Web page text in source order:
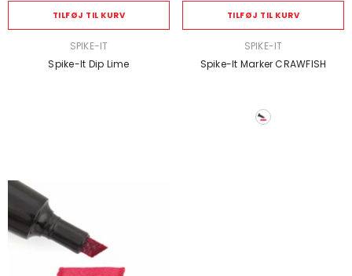
TILFØJ TIL KURV
SPIKE-IT
Spike-It Dip Lime
TILFØJ TIL KURV
SPIKE-IT
Spike-It Marker CRAWFISH